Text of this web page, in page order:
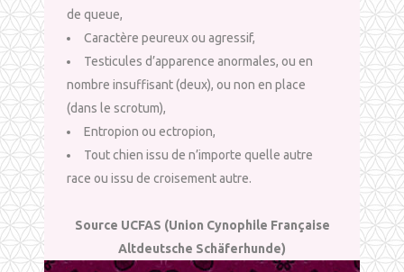
de queue,
Caractère peureux ou agressif,
Testicules d’apparence anormales, ou en
nombre insuffisant (deux), ou non en place
(dans le scrotum),
Entropion ou ectropion,
Tout chien issu de n’importe quelle autre
race ou issu de croisement autre.
Source UCFAS (Union Cynophile Française
Altdeutsche Schäferhunde)